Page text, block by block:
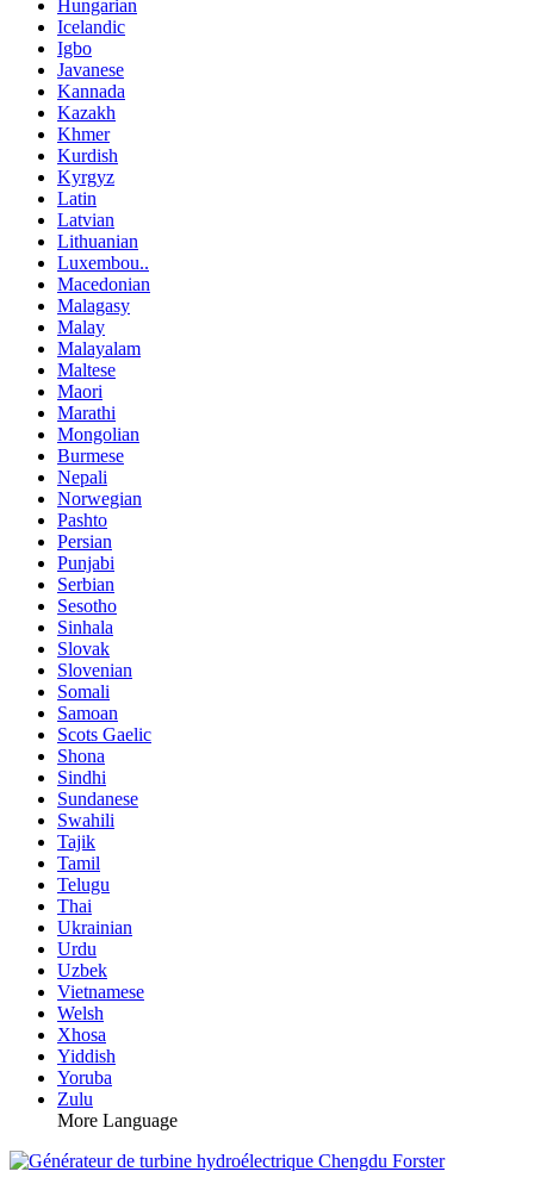
Hungarian
Icelandic
Igbo
Javanese
Kannada
Kazakh
Khmer
Kurdish
Kyrgyz
Latin
Latvian
Lithuanian
Luxembou..
Macedonian
Malagasy
Malay
Malayalam
Maltese
Maori
Marathi
Mongolian
Burmese
Nepali
Norwegian
Pashto
Persian
Punjabi
Serbian
Sesotho
Sinhala
Slovak
Slovenian
Somali
Samoan
Scots Gaelic
Shona
Sindhi
Sundanese
Swahili
Tajik
Tamil
Telugu
Thai
Ukrainian
Urdu
Uzbek
Vietnamese
Welsh
Xhosa
Yiddish
Yoruba
Zulu
More Language